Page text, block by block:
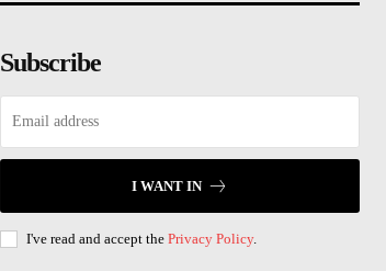
Subscribe
I WANT IN
I've read and accept the Privacy Policy.